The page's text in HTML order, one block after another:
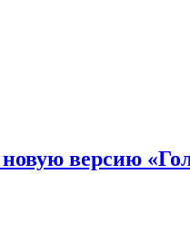
версию